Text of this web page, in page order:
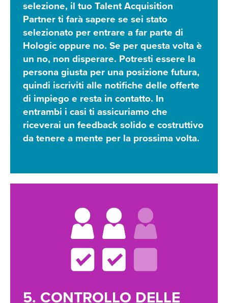
selezione, il tuo Talent Acquisition
Partner ti farà sapere se sei stato
selezionato per entrare a far parte di
Hologic oppure no. Se per questa volta è
un no, non disperare. Potresti essere la
persona giusta per una posizione futura,
quindi iscriviti alle notifiche delle offerte
di impiego e resta in contatto. In
entrambi i casi ti assicuriamo che
riceverai un feedback solido e costruttivo
da tenere a mente per la prossima volta.
5. CONTROLLO DELLE